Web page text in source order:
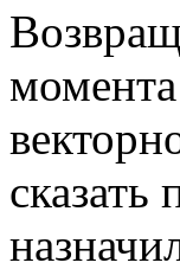
сказать